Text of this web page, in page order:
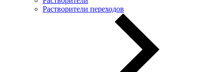
Растворители переходов